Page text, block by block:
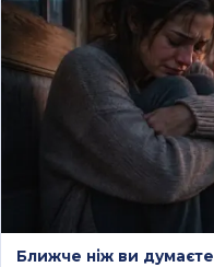
Ближче ніж ви думаєте